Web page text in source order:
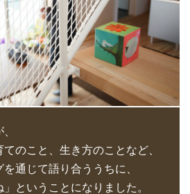
のこと、生き方のことなど、
通じて語り合ううちに、
」ということになりました。